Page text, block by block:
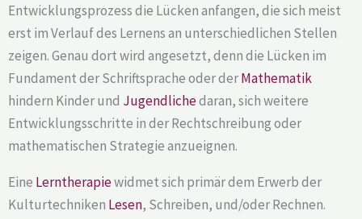
Entwicklungsprozess die Lücken anfangen, die sich meist
erst im Verlauf des Lernens an unterschiedlichen Stellen
zeigen. Genau dort wird angesetzt, denn die Lücken im
Fundament der Schriftsprache oder derMathematik
hindern Kinder und Jugendlichedaran, sich weitere
Entwicklungsschritte in der Rechtschreibung oder
mathematischen Strategie anzueignen.
Eine Lerntherapiewidmet sich primär dem Erwerb der
Kulturtechniken Lesen, Schreiben, und/oder Rechnen.